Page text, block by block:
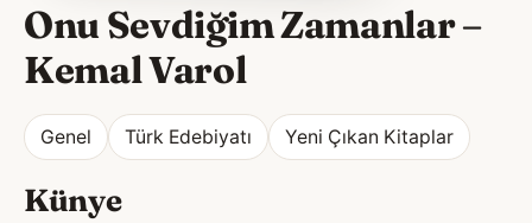
Onu Sevdiğim Zamanlar–
Kemal Varol
Genel Türk Edebiyatı Yeni Çıkan Kitaplar
Künye